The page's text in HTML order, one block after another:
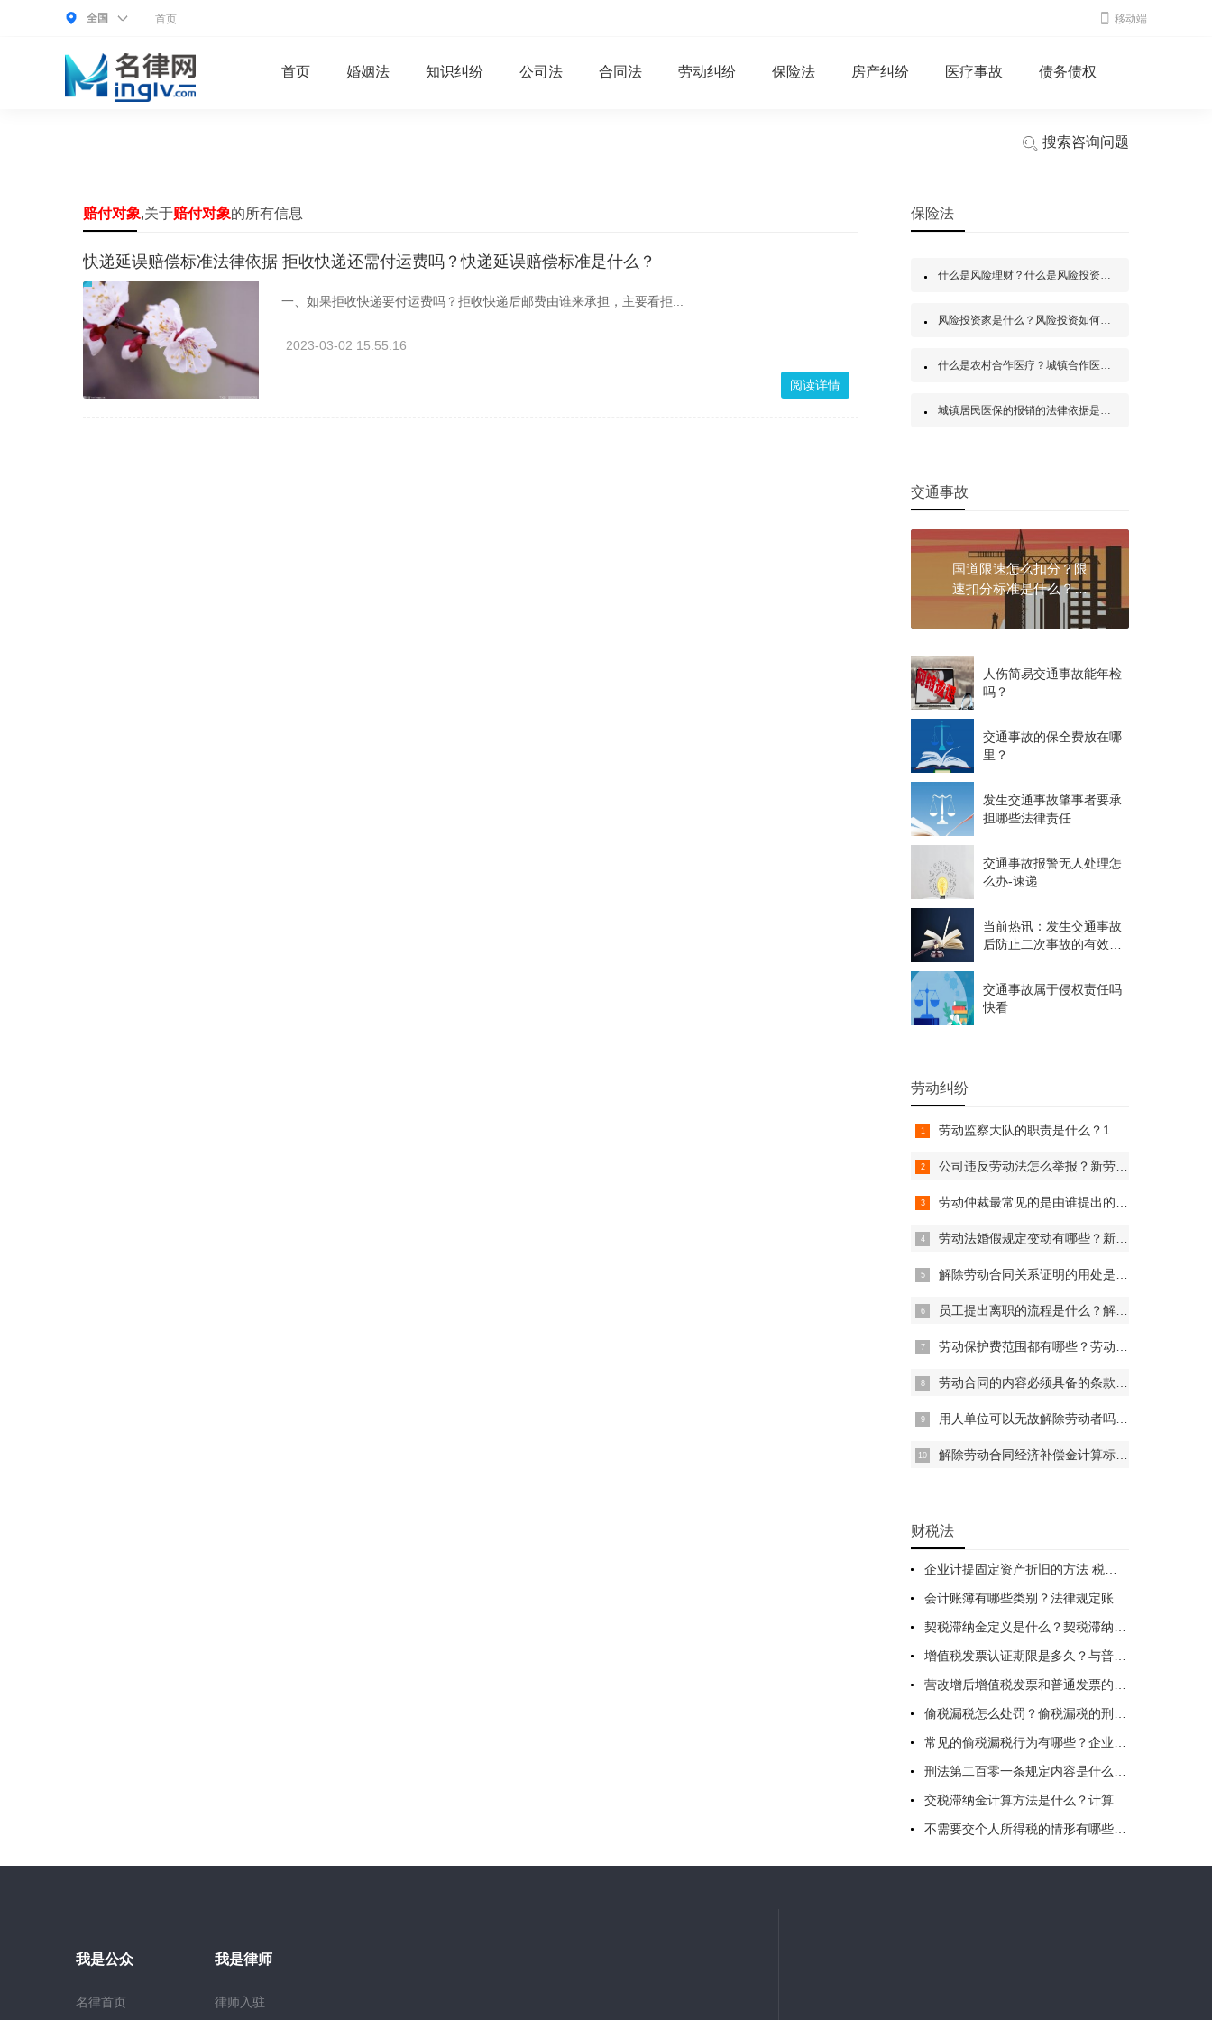
全国 首页 移动端
首页 婚姻法 知识纠纷 公司法 合同法 劳动纠纷 保险法 房产纠纷 医疗事故 债务债权
搜索咨询问题
赔付对象,关于赔付对象的所有信息
快递延误赔偿标准法律依据 拒收快递还需付运费吗？快递延误赔偿标准是什么？
一、如果拒收快递要付运费吗？拒收快递后邮费由谁来承担，主要看拒...
2023-03-02 15:55:16
阅读详情
保险法
什么是风险理财？什么是风险投资？风险投资有什么种类？
风险投资家是什么？风险投资如何投资？风险投资是什么？
什么是农村合作医疗？城镇合作医疗和农村合作医疗区别是什么？
城镇居民医保的报销的法律依据是什么？城镇居民医疗报销有哪些方式？
交通事故
国道限速怎么扣分？限
速扣分标准是什么？国
道限速多少？
人伤简易交通事故能年检
吗？
交通事故的保全费放在哪
里？
发生交通事故肇事者要承
担哪些法律责任
交通事故报警无人处理怎
么办-速递
当前热讯：发生交通事故
后防止二次事故的有效措
交通事故属于侵权责任吗
快看
劳动纠纷
劳动监察大队的职责是什么？12333劳动局电话24小时吗？
公司违反劳动法怎么举报？新劳动法全文 劳动法出台的意义是什么？
劳动仲裁最常见的是由谁提出的？单位为什么怕劳动仲裁？
劳动法婚假规定变动有哪些？新劳动法婚假是如何规定的？
解除劳动合同关系证明的用处是什么？解除劳动合同证明模板
员工提出离职的流程是什么？解除劳动合同劳动者提前几天通知用人单位？
劳动保护费范围都有哪些？劳动保护费属于公司福利吗？劳动保护费是什么？
劳动合同的内容必须具备的条款有哪些？劳动合同补充协议范本
用人单位可以无故解除劳动者吗？试用期解除劳动合同的条件有哪些？
解除劳动合同经济补偿金计算标准 解除劳动合同补偿金如何计算？
财税法
企业计提固定资产折旧的方法 税法规定固定资产折旧年限有怎样的规定？
会计账簿有哪些类别？法律规定账本印花税怎么算的？
契税滞纳金定义是什么？契税滞纳金计算起始日期的确定 契税滞纳金怎么算？
增值税发票认证期限是多久？与普通发票有什么区别呢?
营改增后增值税发票和普通发票的区别是怎样的？增值税发票样本是什么样子的？
偷税漏税怎么处罚？偷税漏税的刑事处罚标准是怎么规定的？
常见的偷税漏税行为有哪些？企业偷税漏税报税员承担责任吗？
刑法第二百零一条规定内容是什么？逃税罪是什么？
交税滞纳金计算方法是什么？计算公式又是什么？税款滞纳金怎么算？
不需要交个人所得税的情形有哪些？工厂出口退税流程是怎样的？
我是公众
名律首页
我是律师
律师入驻